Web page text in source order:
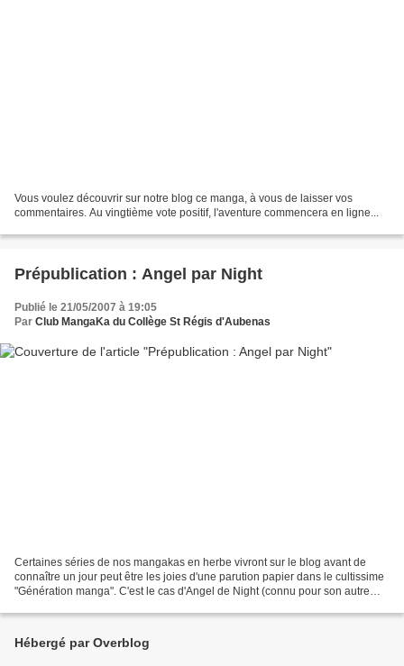
Vous voulez découvrir sur notre blog ce manga, à vous de laisser vos
commentaires. Au vingtième vote positif, l'aventure commencera en ligne...
Prépublication : Angel par Night
Publié le 21/05/2007 à 19:05
Par Club MangaKa du Collège St Régis d'Aubenas
Certaines séries de nos mangakas en herbe vivront sur le blog avant de
connaître un jour peut être les joies d'une parution papier dans le cultissime
"Génération manga". C'est le cas d'Angel de Night (connu pour son autre
Hébergé par Overblog